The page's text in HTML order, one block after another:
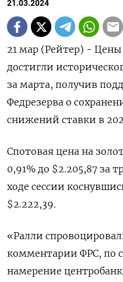
21.03.2024
21 мар (Рейтер) - Цены
достигли
за марта, получив
Федрезерва о
снижений ставки в
Спотовая цена на
0,91% до $2.205,87​ за
ходе сессии
$2.222,39.
«Ралли
комментарии ФРС, по
намерение